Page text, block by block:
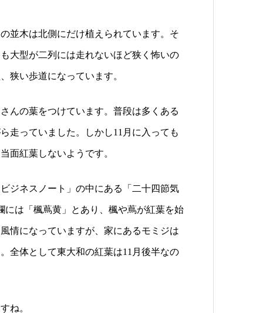
並木は北側にだけ植えられています。そ
大型が二列には走れないほど狭く怖いの
狭い歩道になっています。
んの葉をつけています。普段は多くある
走っていました。しかし11月に入っても
面紅葉しないようです。
ジネスノート」の中にある「二十四節気
には「楓蔦黄」とあり、楓や蔦が紅葉を始
情になっていますが、家にあるモミジは
全体として東大和の紅葉は11月後半なの
ね。